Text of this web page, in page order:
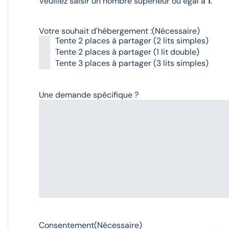
Votre souhait d'hébergement :(Nécessaire)
Tente 2 places à partager (2 lits simples)
Tente 2 places à partager (1 lit double)
Tente 3 places à partager (3 lits simples)
Une demande spécifique ?
Consentement(Nécessaire)